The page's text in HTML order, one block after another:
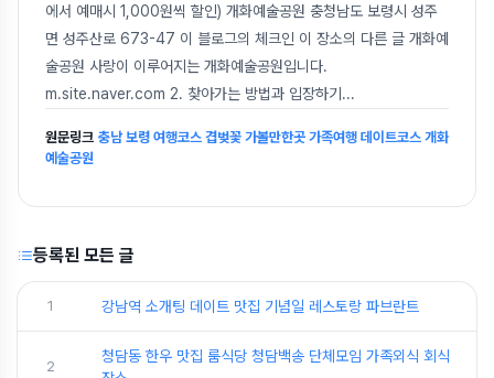
에서 예매시 1,000원씩 할인) 개화예술공원 충청남도 보령시 성주
면 성주산로 673-47 이 블로그의 체크인 이 장소의 다른 글 개화예
술공원 사랑이 이루어지는 개화예술공원입니다.
m.site.naver.com 2. 찾아가는 방법과 입장하기 ...
원문링크 충남 보령 여행코스 겹벚꽃 가볼만한곳 가족여행 데이트코스 개화
예술공원
등록된 모든 글
1 강남역 소개팅 데이트 맛집 기념일 레스토랑 파브란트
2
청담동 한우 맛집 룸식당 청담백송 단체모임 가족외식 회식